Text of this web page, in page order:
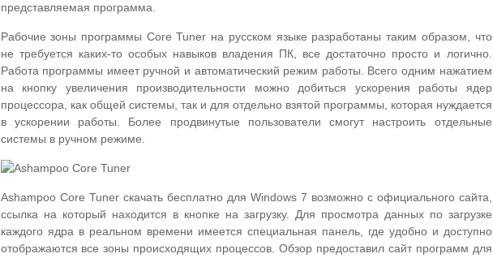
представляемая программа.
Рабочие зоны программы Core Tuner на русском языке разработаны таким образом, что
не требуется каких-то особых навыков владения ПК, все достаточно просто и логично.
Работа программы имеет ручной и автоматический режим работы. Всего одним нажатием
на кнопку увеличения производительности можно добиться ускорения работы ядер
процессора, как общей системы, так и для отдельно взятой программы, которая нуждается
в ускорении работы. Более продвинутые пользователи смогут настроить отдельные
системы в ручном режиме.
Ashampoo Core Tuner скачать бесплатно для Windows 7 возможно с официального сайта,
ссылка на который находится в кнопке на загрузку. Для просмотра данных по загрузке
каждого ядра в реальном времени имеется специальная панель, где удобно и доступно
отображаются все зоны происходящих процессов. Обзор предоставил сайт программ для